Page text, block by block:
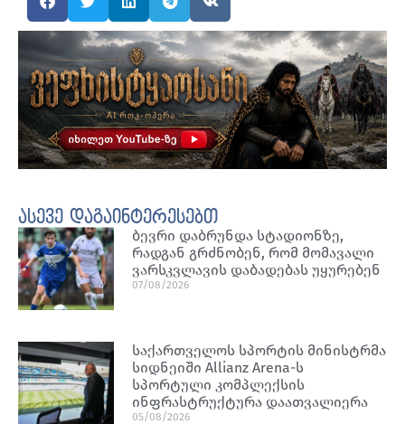
ასევე დაგაინტერესებთ
ბევრი დაბრუნდა სტადიონზე,
რადგან გრძნობენ, რომ მომავალი
ვარსკვლავის დაბადებას უყურებენ
07/08/2026
საქართველოს სპორტის მინისტრმა
სიდნეიში Allianz Arena-ს
სპორტული კომპლექსის
ინფრასტრუქტურა დაათვალიერა
05/08/2026